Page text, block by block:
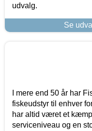
udvalg.
Se
I mere end 50 år har
fiskeudstyr til enhver
har altid været et
serviceniveau og en